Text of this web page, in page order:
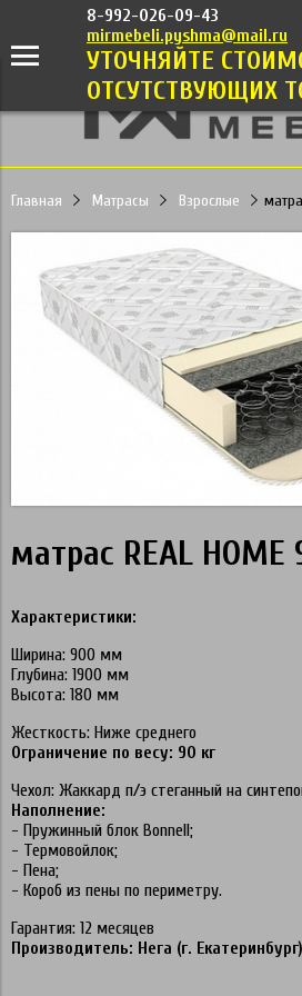
8-992-026-09-43
mirmebeli.pyshma@mail.ru
УТОЧНЯЙТЕ
ОТСУТСТВУЮЩИХ
Главная Матрасы Взрослые
матрас REAL
Характеристики:
Ширина: 900 мм
Глубина: 1900 мм
Высота: 180 мм
Жесткость: Ниже среднего
Ограничение по весу: 90 кг
Чехол: Жаккард п/э стеганный на
Наполнение:
- Пружинный блок Bonnell;
- Термовойлок;
- Пена;
- Короб из пены по периметру.
Гарантия: 12 месяцев
Производитель: Нега (г. Екатеринбург)